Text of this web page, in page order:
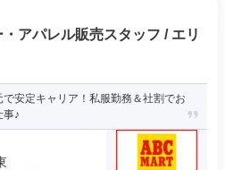
アパレル販売スタッフ / エリ
で安定キャリア！私服勤務＆社割でお
事♪